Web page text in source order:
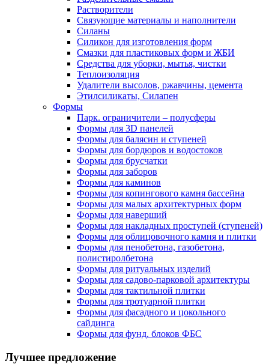
Растворители
Связующие материалы и наполнители
Силаны
Силикон для изготовления форм
Смазки для пластиковых форм и ЖБИ
Средства для уборки, мытья, чистки
Теплоизоляция
Удалители высолов, ржавчины, цемента
Этилсиликаты, Силапен
Формы
Парк. ограничители – полусферы
Формы для 3D панелей
Формы для балясин и ступеней
Формы для бордюров и водостоков
Формы для брусчатки
Формы для заборов
Формы для каминов
Формы для копингового камня бассейна
Формы для малых архитектурных форм
Формы для наверший
Формы для накладных проступей (ступеней)
Формы для облицовочного камня и плитки
Формы для пенобетона, газобетона,
полистиролбетона
Формы для ритуальных изделий
Формы для садово-парковой архитектуры
Формы для тактильной плитки
Формы для тротуарной плитки
Формы для фасадного и цокольного
сайдинга
Формы для фунд. блоков ФБС
Лучшее предложение